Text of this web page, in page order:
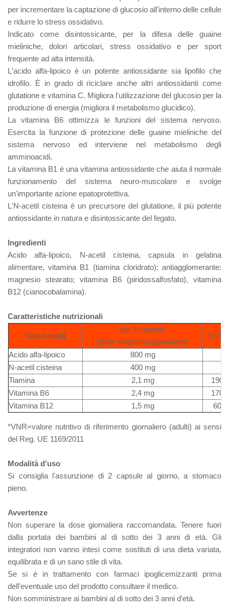
per incrementare la captazione di glucosio all'interno delle cellule
e ridurre lo stress ossidativo.
Indicato come disintossicante, per la difesa delle guaine
mieliniche, dolori articolari, stress ossidativo e per sport
frequente ad alta intensità.
L'acido alfa-lipoico è un potente antiossidante sia lipofilo che
idrofilo. È in grado di riciclare anche altri antiossidanti come
glutatione e vitamina C. Migliora l'utilizzazione del glucosio per la
produzione di energia (migliora il metabolismo glucidico).
La vitamina B6 ottimizza le funzioni del sistema nervoso.
Esercita la funzione di protezione delle guaine mieliniche del
sistema nervoso ed interviene nel metabolismo degli
amminoacidi.
La vitamina B1 è una vitamina antiossidante che aiuta il normale
funzionamento del sistema neuro-muscolare e svolge
un'importante azione epatoprotettiva.
L'N-acetil cisteina è un precursore del glutatione, il più potente
antiossidante in natura e disintossicante del fegato.
Ingredienti
Acido alfa-lipoico, N-acetil cisteina, capsula in gelatina
alimentare, vitamina B1 (tiamina cloridrato); antiagglomerante:
magnesio stearato; vitamina B6 (piridossalfosfato), vitamina
B12 (cianocobalamina).
Caratteristiche nutrizionali
Valori medi
per 2 capsule
(dose massima giornaliera)
Acido alfa-lipoico
800 mg
N-acetil cisteina
400 mg
Tiamina
2,1 mg
Vitamina B6
2,4 mg
Vitamina B12
1,5 mg 60%
*VNR=valore nutritivo di riferimento giornaliero (adulti) ai sensi
del Reg. UE 1169/2011
Modalità d'uso
Si consiglia l'assunzione di 2 capsule al giorno, a stomaco
pieno.
Avvertenze
Non superare la dose giornaliera raccomandata. Tenere fuori
dalla portata dei bambini al di sotto dei 3 anni di età. Gli
integratori non vanno intesi come sostituti di una dieta variata,
equilibrata e di un sano stile di vita.
Se si è in trattamento con farmaci ipoglicemizzanti prima
dell'eventuale uso del prodotto consultare il medico.
Non somministrare ai bambini al di sotto dei 3 anni d'età.